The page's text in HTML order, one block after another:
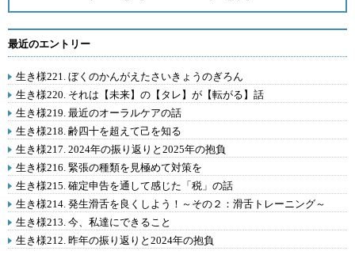
最近のエントリー
生き様221. ぼくのかんがえたさいきょうのぎろん
生き様220. それは【未来】の【タレ】が【転がる】話
生き様219. 最近のオーラルケアの話
生き様218. 齢四十を超えて己を知る
生き様217. 2024年の振り返りと2025年の抱負
生き様216. 緊張の種類を見極めて対策を
生き様215. 確定申告を通して感じた「税」の話
生き様214. 発生滑舌を良くしよう！～その２：滑舌トレーニング～
生き様213. 今、私達にできること
生き様212. 昨年の振り返りと2024年の抱負